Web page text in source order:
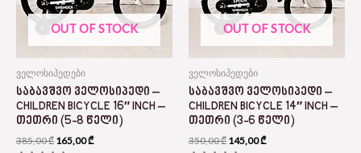
OUT OF STOCK
ველოსიპედები
ᲡᲐᲑᲐᲕᲨᲕᲝ ᲕᲔᲚᲝᲡᲘᲞᲔᲓᲘ –
CHILDREN BICYCLE 16″ INCH –
ᲗᲔᲗᲠᲘ (5-8 ᲬᲔᲚᲘ)
385,00₾ 165,00₾
OUT OF STOCK
ველოსიპედები
ᲡᲐᲑᲐᲕᲨᲕᲝ ᲕᲔᲚᲝᲡᲘᲞᲔᲓᲘ –
CHILDREN BICYCLE 14″ INCH –
ᲗᲔᲗᲠᲘ (3-6 ᲬᲔᲚᲘ)
350,00₾ 145,00₾